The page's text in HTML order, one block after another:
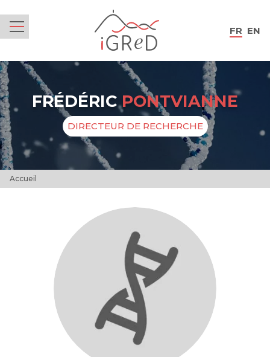
FR EN
FRÉDÉRICPONTVIANNE
DIRECTEUR DE RECHERCHE
Accueil